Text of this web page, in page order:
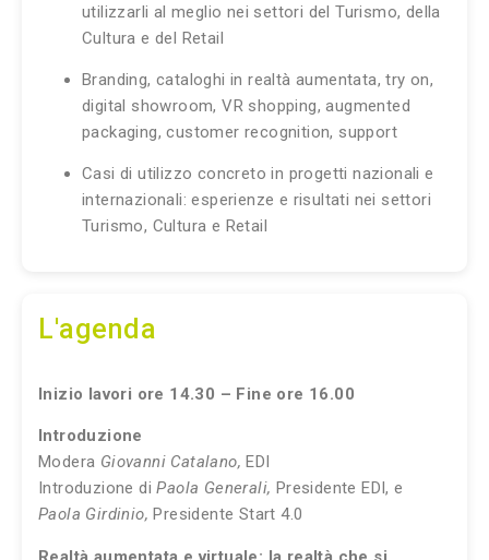
utilizzarli al meglio nei settori del Turismo, della
Cultura e del Retail
Branding, cataloghi in realtà aumentata, try on,
digital showroom, VR shopping, augmented
packaging, customer recognition, support
Casi di utilizzo concreto in progetti nazionali e
internazionali: esperienze e risultati nei settori
Turismo, Cultura e Retail
L'agenda
Inizio lavori ore 14.30 – Fine ore 16.00
Introduzione
Modera Giovanni Catalano,EDI
Introduzione diPaola Generali, Presidente EDI, e
Paola Girdinio,Presidente Start 4.0